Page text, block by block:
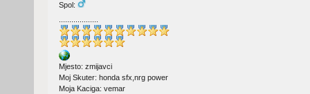
Spol:
...................
Mjesto: zmijavci
Moj Skuter: honda sfx,nrg power
Moja Kaciga: vemar